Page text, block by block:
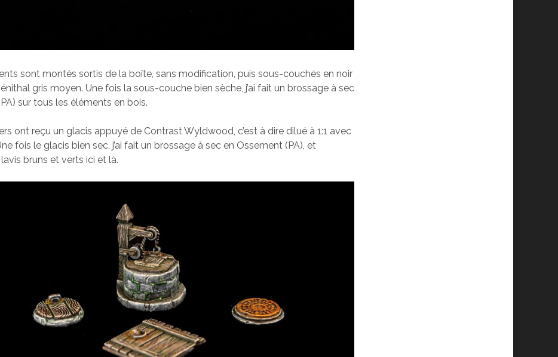
sont montés sortis de la boîte, sans modification, puis sous-couchés en noir
gris moyen. Une fois la sous-couche bien sèche, j’ai fait un brossage à sec
sur tous les éléments en bois.
ont reçu un glacis appuyé de Contrast Wyldwood, c’est à dire dilué à 1:1 avec
fois le glacis bien sec, j’ai fait un brossage à sec en Ossement (PA), et
bruns et verts ici et là.